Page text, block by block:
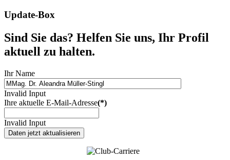
Update-Box
Sind Sie das? Helfen Sie uns, Ihr Profil
aktuell zu halten.
Ihr Name
Invalid Input
Ihre aktuelle E-Mail-Adresse(*)
Invalid Input
Daten jetzt aktualisieren